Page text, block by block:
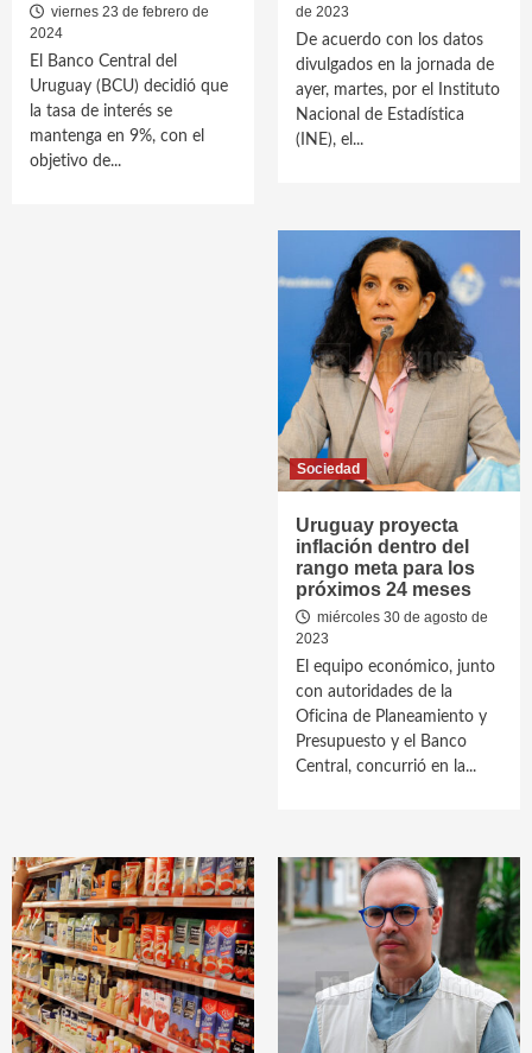
viernes 23 de febrero de
2024
El Banco Central del
Uruguay (BCU) decidió que
la tasa de interés se
mantenga en 9%, con el
objetivo de...
de 2023
De acuerdo con los datos
divulgados en la jornada de
ayer, martes, por el Instituto
Nacional de Estadística
(INE), el...
Sociedad
Uruguay proyecta
inflación dentro del
rango meta para los
próximos 24 meses
miércoles 30 de agosto de
2023
El equipo económico, junto
con autoridades de la
Oficina de Planeamiento y
Presupuesto y el Banco
Central, concurrió en la...